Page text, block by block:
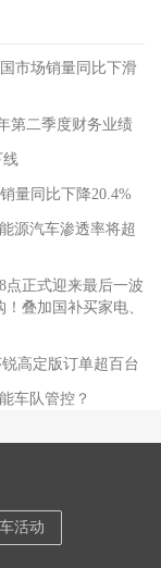
市场销量同比下滑
第二季度财务业绩
线
量同比下降20.4%
源汽车渗透率将超
点正式迎来最后一波
叠加国补买家电、
高定版订单超百台
车队管控？
活动